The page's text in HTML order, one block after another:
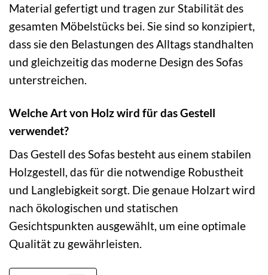
Material gefertigt und tragen zur Stabilität des
gesamten Möbelstücks bei. Sie sind so konzipiert,
dass sie den Belastungen des Alltags standhalten
und gleichzeitig das moderne Design des Sofas
unterstreichen.
Welche Art von Holz wird für das Gestell
verwendet?
Das Gestell des Sofas besteht aus einem stabilen
Holzgestell, das für die notwendige Robustheit
und Langlebigkeit sorgt. Die genaue Holzart wird
nach ökologischen und statischen
Gesichtspunkten ausgewählt, um eine optimale
Qualität zu gewährleisten.